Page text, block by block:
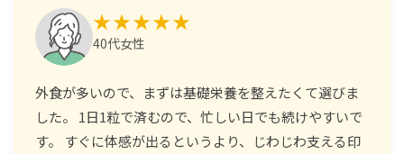
★★★★★
40代女性
外食が多いので、まずは基礎栄養を整えたくて選びま
した。 1日1粒で済むので、忙しい日でも続けやすいで
す。 すぐに体感が出るというより、じわじわ支える印